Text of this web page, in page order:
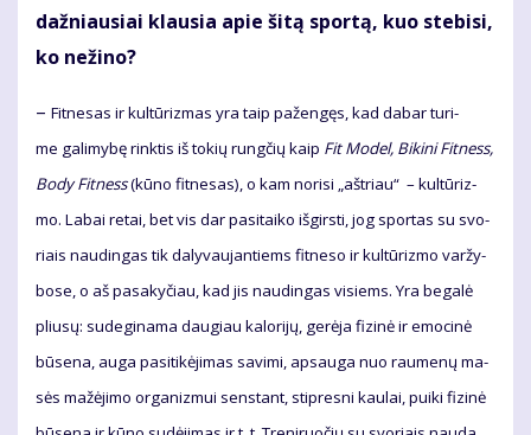
daž­niau­siai klau­sia apie ši­tą spor­tą, kuo ste­bi­si,
ko ne­ži­no?
– Fit­ne­sas ir kul­tū­riz­mas yra taip pa­žen­gęs, kad da­bar tu­ri­
me ga­li­my­bę rink­tis iš to­kių rung­čių kaip Fit Mo­del, Bi­ki­ni Fit­ness,
Bo­dy Fit­ness(kū­no fit­ne­sas), o kam no­ri­si „ašt­riau“ – kul­tū­riz­
mo. La­bai re­tai, bet vis dar pa­si­tai­ko iš­girs­ti, jog spor­tas su svo­
riais nau­din­gas tik da­ly­vau­jan­tiems fit­ne­so ir kul­tū­riz­mo var­žy­
bo­se, o aš pa­sa­ky­čiau, kad jis nau­din­gas vi­siems. Yra be­ga­lė
pliu­sų: su­de­gi­na­ma dau­giau ka­lo­ri­jų, ge­rė­ja fi­zi­nė ir emo­ci­nė
bū­se­na, au­ga pa­si­ti­kė­ji­mas sa­vi­mi, ap­sau­ga nuo rau­me­nų ma­
sės ma­žė­ji­mo or­ga­niz­mui sens­tant, stip­res­ni kau­lai, pui­ki fi­zi­nė